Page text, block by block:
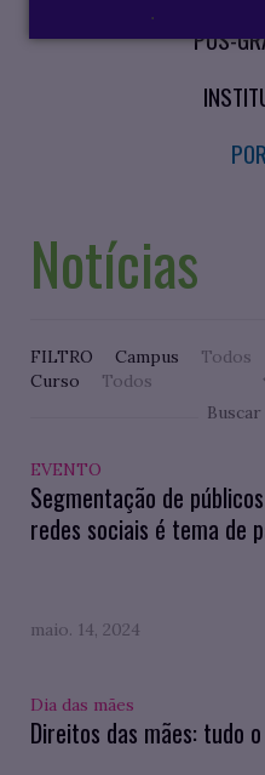
.
PÓS-
Notícias
FILTRO
Campus
Curso
EVENTO
Segmentação de
redes sociais é tema de
maio. 14, 2024
Dia das mães
Direitos das mães: tudo